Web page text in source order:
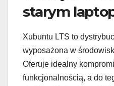
starym
Xubuntu LTS to
wyposażona w
Oferuje idealny
funkcjonalnością, a do